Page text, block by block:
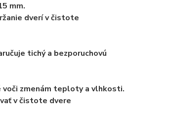
mm.
dverí v čistote
tichý a bezporuchovú
zmenám teploty a vlhkosti.
v čistote dvere